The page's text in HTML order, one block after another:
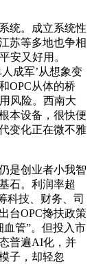
统。成立系统性
苏等多地也争相
安又好用。
成军’从想象变
OPC从体的桥
风险。西南大
本设备，很快便
变化正在微不雅
是创业者小我智
石。利润率超
技、财务、司
台OPC搀扶政策
管”。但投入市
普遍AI化，并
子，却轻忽